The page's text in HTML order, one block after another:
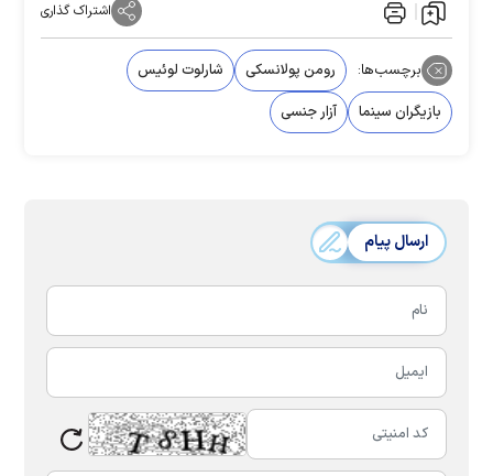
اشتراک گذاری
برچسب‌ها: رومن پولانسکی
شارلوت لوئیس
بازیگران سینما
آزار جنسی
ارسال پیام